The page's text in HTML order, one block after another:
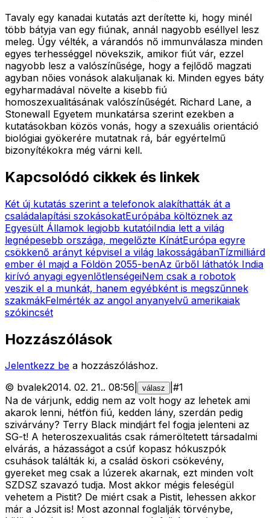
Tavaly egy kanadai kutatás azt derítette ki, hogy minél
több bátyja van egy fiúnak, annál nagyobb eséllyel lesz
meleg. Úgy vélték, a várandós nő immunválasza minden
egyes terhességgel növekszik, amikor fiút vár, ezzel
nagyobb lesz a valószínűsége, hogy a fejlődő magzati
agyban nőies vonások alakuljanak ki. Minden egyes báty
egyharmadával növelte a kisebb fiú
homoszexualitásának valószínűségét. Richard Lane, a
Stonewall Egyetem munkatársa szerint ezekben a
kutatásokban közös vonás, hogy a szexuális orientáció
biológiai gyökerére mutatnak rá, bár egyértelmű
bizonyítékokra még várni kell.
Kapcsolódó cikkek és linkek
Két új kutatás szerint a telefonok alakíthatták át a
családalapítási szokásokatEurópába költöznek az
Egyesült Államok legjobb kutatóiIndia lett a világ
legnépesebb országa, megelőzte KínátEurópa egyre
csökkenő arányt képvisel a világ lakosságábanTízmilliárd
ember él majd a Földön 2055-benAz űrből láthatók India
kirívó anyagi egyenlőtlenségeiNem csak a robotok
veszik el a munkát, hanem egyébként is megszűnnek
szakmákFelmérték az angol anyanyelvű amerikaiak
szókincsét
Hozzászólások
Jelentkezz be a hozzászóláshoz.
© bvalek2014. 02. 21.. 08:56 válasz #1
Na de várjunk, eddig nem az volt hogy az lehetek ami
akarok lenni, hétfön fiú, kedden lány, szerdán pedig
szivárvány? Terry Black mindjárt fel fogja jelenteni az
SG-t! A heteroszexualitás csak rámeröltetett társadalmi
elvárás, a házasságot a csúf kopasz hókuszpók
csuhások találták ki, a család öskori csökevény,
gyereket meg csak a lúzerek akarnak, ezt minden volt
SZDSZ szavazó tudja. Most akkor mégis feleségül
vehetem a Pistit? De miért csak a Pistit, lehessen akkor
már a Józsit is! Most azonnal foglalják törvénybe,